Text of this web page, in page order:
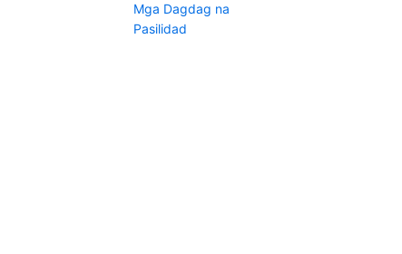
Mga Dagdag na
Pasilidad